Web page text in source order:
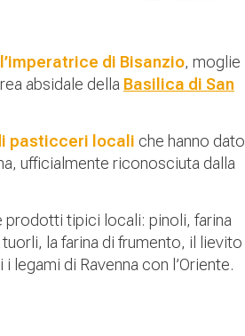
di Bisanzio, moglie
absidale della Basilica di San
pasticceri locali che hanno dato
ufficialmente riconosciuta dalla
prodotti tipici locali: pinoli, farina
la farina di frumento, il lievito
legami di Ravenna con l’Oriente.